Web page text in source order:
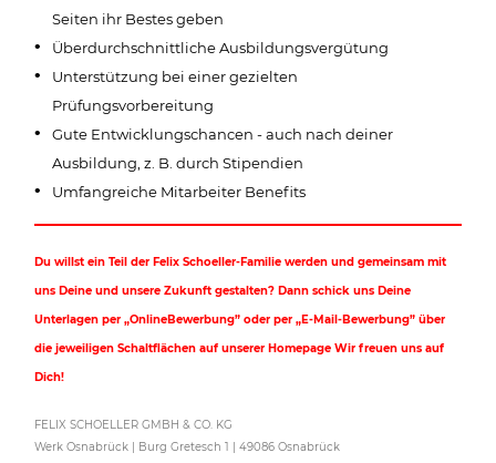
Seiten ihr Bestes geben
Überdurchschnittliche Ausbildungsvergütung
Unterstützung bei einer gezielten
Prüfungsvorbereitung
Gute Entwicklungschancen - auch nach deiner
Ausbildung, z. B. durch Stipendien
Umfangreiche Mitarbeiter Benefits
Du willst ein Teil der Felix Schoeller-Familie werden und gemeinsam mit
uns Deine und unsere Zukunft gestalten? Dann schick uns Deine
Unterlagen per „OnlineBewerbung” oder per „E-Mail-Bewerbung” über
die jeweiligen Schaltflächen auf unserer Homepage Wir freuen uns auf
Dich!
FELIX SCHOELLER GMBH & CO. KG
Werk Osnabrück | Burg Gretesch 1 | 49086 Osnabrück